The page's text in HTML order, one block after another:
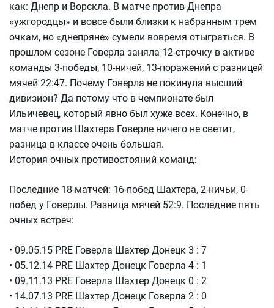
как: Днепр и Ворскла. В матче против Днепра
«ужгородцы» и вовсе были близки к набранным трем
очкам, но «днепряне» сумели вовремя отыграться. В
прошлом сезоне Говерла заняла 12-строчку в активе
команды 3-победы, 10-ничей, 13-поражений с разницей
мячей 22:47. Почему Говерла не покинула высший
дивизион? Да потому что в чемпионате был
Ильичевец, который явно был хуже всех. Конечно, в
матче против Шахтера Говерле ничего не светит,
разница в классе очень большая.
История очных противостояний команд:
Последние 18-матчей: 16-побед Шахтера, 2-ничьи, 0-
побед у Говерлы. Разница мячей 52:9. Последние пять
очных встреч:
• 09.05.15 PRE Говерла Шахтер Донецк 3 : 7
• 05.12.14 PRE Шахтер Донецк Говерла 4 : 1
• 09.11.13 PRE Говерла Шахтер Донецк 0 : 2
• 14.07.13 PRE Шахтер Донецк Говерла 2 : 0